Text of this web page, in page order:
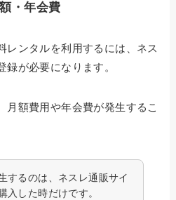
・年会費
レンタルを利用するには、ネス
録が必要になります。
月額費用や年会費が発生するこ
するのは、ネスレ通販サイ
入した時だけです。